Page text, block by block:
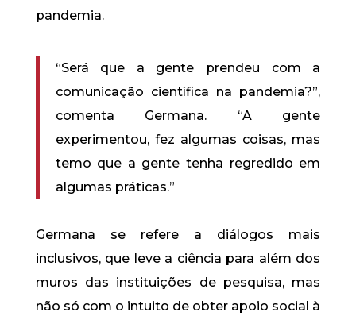
pandemia.
“Será que a gente prendeu com a
comunicação científica na pandemia?”,
comenta Germana. “A gente
experimentou, fez algumas coisas, mas
temo que a gente tenha regredido em
algumas práticas.”
Germana se refere a diálogos mais
inclusivos, que leve a ciência para além dos
muros das instituições de pesquisa, mas
não só com o intuito de obter apoio social à